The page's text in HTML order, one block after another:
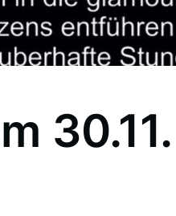
30.11.